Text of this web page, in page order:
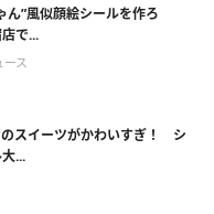
ん”風似顔絵シールを作ろ
で...
ース
のスイーツがかわいすぎ！ シ
...